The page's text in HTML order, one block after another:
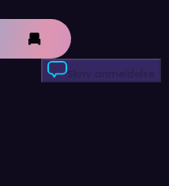
Skriv anmeldelse